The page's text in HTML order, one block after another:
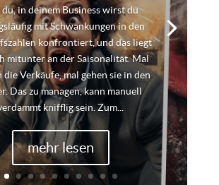
du, in deinem Business wirst du
mit Schwankungen in den
konfrontiert, und das liegt
mitunter an der Saisonalität. Mal
die Verkäufe, mal gehen sie in den
Das zu managen, kann manuell
knifflig sein. Zum...
mehr lesen